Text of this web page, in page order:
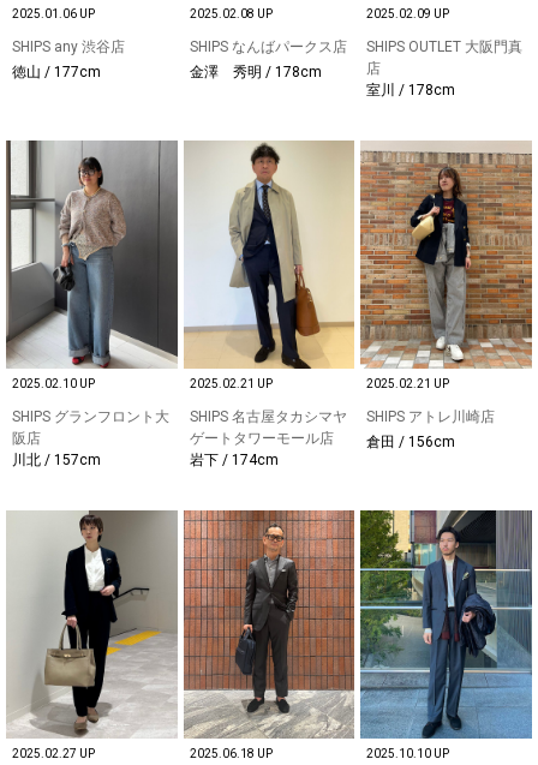
2025.01.06 UP
SHIPS any 渋谷店
徳山 / 177cm
2025.02.08 UP
SHIPS なんばパークス店
金澤 秀明 / 178cm
2025.02.09 UP
SHIPS OUTLET 大阪門真
店
室川 / 178cm
2025.02.10 UP
SHIPS グランフロント大
阪店
川北 / 157cm
2025.02.21 UP
SHIPS 名古屋タカシマヤ
ゲートタワーモール店
下 / 174cm
2025.02.21 UP
SHIPS アトレ川崎店
倉田 / 156cm
2025.02.27 UP 2025.06.18 UP 2025.10.10 UP